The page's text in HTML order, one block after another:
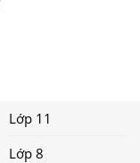
Lớp 11
Lớp 8